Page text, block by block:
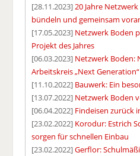
[28.11.2023]20 Jahre
bündeln und gemeinsam
[17.05.2023] Netzwerk Boden
Projekt des Jahres
[06.03.2023] Netzwerk Boden:
Arbeitskreis „Next Generation“
[11.10.2022] Bauwerk: Ein
[13.07.2022] Netzwerk Boden
[06.04.2022] Findeisen zurück
[23.02.2022] Korodur: Estrich
sorgen für schnellen Einbau
[23.02.2022]Gerflor: